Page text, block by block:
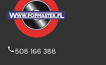
508 166 388